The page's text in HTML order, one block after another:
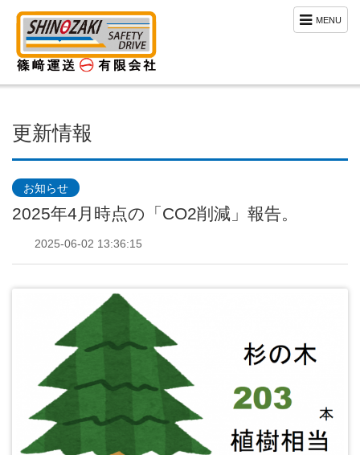
MENU
更新情報
お知らせ
2025年4月時点の「CO2削減」報告。
2025-06-02 13:36:15